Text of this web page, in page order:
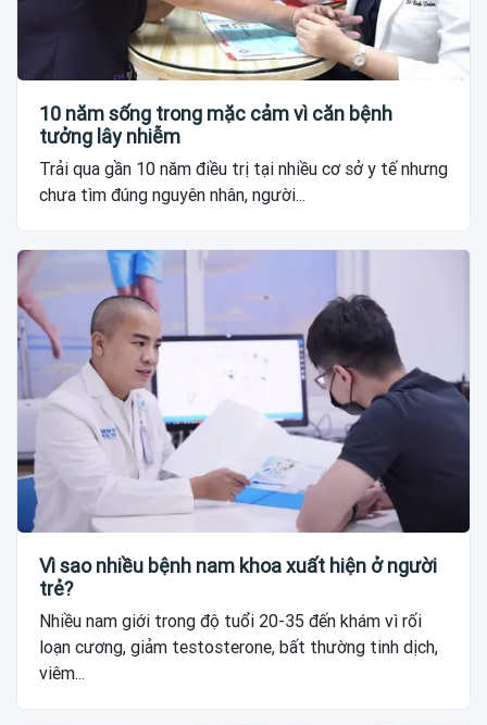
10 năm sống trong mặc cảm vì căn bệnh
tưởng lây nhiễm
Trải qua gần 10 năm điều trị tại nhiều cơ sở y tế nhưng
chưa tìm đúng nguyên nhân, người...
Vì sao nhiều bệnh nam khoa xuất hiện ở người
trẻ?
Nhiều nam giới trong độ tuổi 20-35 đến khám vì rối
loạn cương, giảm testosterone, bất thường tinh dịch,
viêm...